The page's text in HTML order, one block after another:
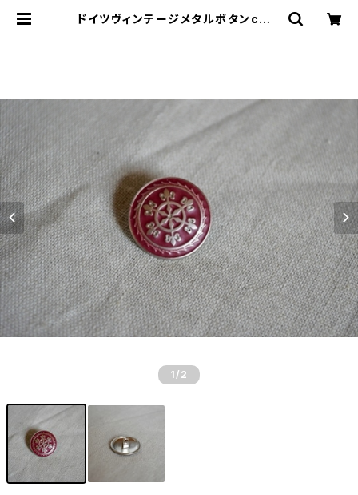
ドイツヴィンテージメタルボタンc中 |
1 /2